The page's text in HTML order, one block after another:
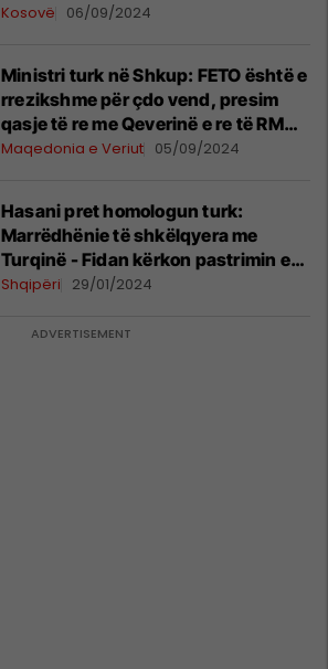
FETO kërcënim edhe për Kosovën
Kosovë 06/09/2024
Ministri turk në Shkup: FETO është e
rrezikshme për çdo vend, presim
qasje të re me Qeverinë e re të RMV-
së
Maqedonia e Veriut 05/09/2024
Hasani pret homologun turk:
Marrëdhënie të shkëlqyera me
Turqinë - Fidan kërkon pastrimin e
"mbetjeve të fundit të FETO-s"
Shqipëri 29/01/2024